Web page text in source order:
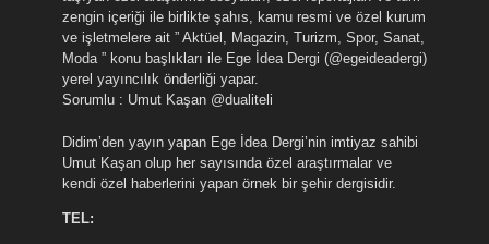
zengin içeriği ile birlikte şahıs, kamu resmi ve özel kurum
ve işletmelere ait ” Aktüel, Magazin, Turizm, Spor, Sanat,
Moda ” konu başlıkları ile Ege İdea Dergi (@egeideadergi)
yerel yayıncılık önderliği yapar.
Sorumlu : Umut Kaşan @dualiteli
Didim’den yayın yapan Ege İdea Dergi’nin imtiyaz sahibi
Umut Kaşan olup her sayısında özel araştırmalar ve
kendi özel haberlerini yapan örnek bir şehir dergisidir.
TEL: